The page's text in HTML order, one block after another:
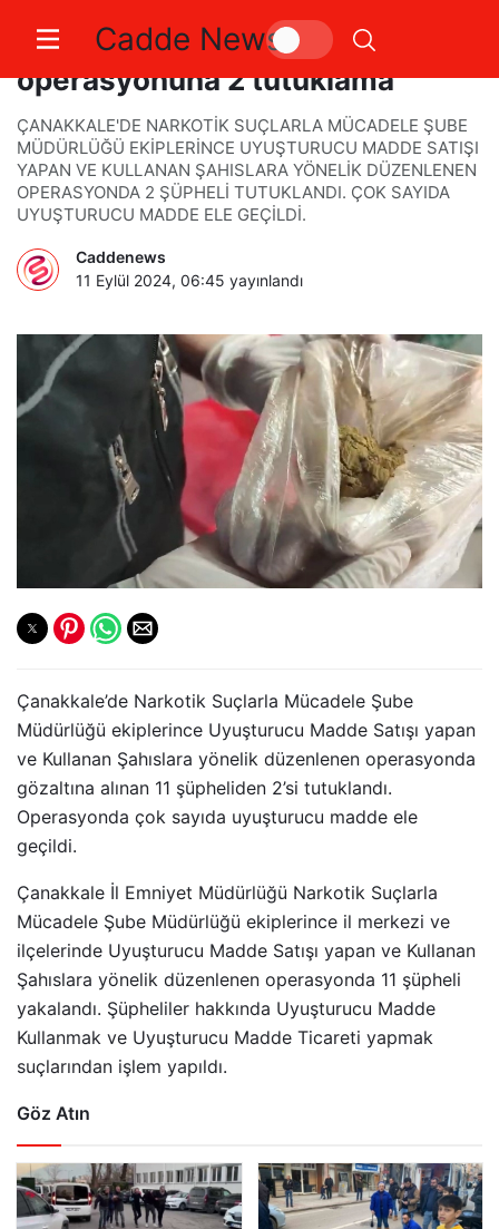
Cadde News
Çanakkale’de uyuşturucu
operasyonuna 2 tutuklama
ÇANAKKALE'DE NARKOTİK SUÇLARLA MÜCADELE ŞUBE
MÜDÜRLÜĞÜ EKİPLERİNCE UYUŞTURUCU MADDE SATIŞI
YAPAN VE KULLANAN ŞAHISLARA YÖNELİK DÜZENLENEN
OPERASYONDA 2 ŞÜPHELİ TUTUKLANDI. ÇOK SAYIDA
UYUŞTURUCU MADDE ELE GEÇİLDİ.
Caddenews
11 Eylül 2024, 06:45 yayınlandı
Çanakkale’de Narkotik Suçlarla Mücadele Şube
Müdürlüğü ekiplerince Uyuşturucu Madde Satışı yapan
ve Kullanan Şahıslara yönelik düzenlenen operasyonda
gözaltına alınan 11 şüpheliden 2’si tutuklandı.
Operasyonda çok sayıda uyuşturucu madde ele
geçildi.
Çanakkale İl Emniyet Müdürlüğü Narkotik Suçlarla
Mücadele Şube Müdürlüğü ekiplerince il merkezi ve
ilçelerinde Uyuşturucu Madde Satışı yapan ve Kullanan
Şahıslara yönelik düzenlenen operasyonda 11 şüpheli
yakalandı. Şüpheliler hakkında Uyuşturucu Madde
Kullanmak ve Uyuşturucu Madde Ticareti yapmak
suçlarından işlem yapıldı.
Göz Atın